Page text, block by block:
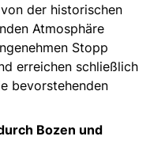
der historischen
Atmosphäre
Stopp
erreichen schließlich
bevorstehenden
Bozen und